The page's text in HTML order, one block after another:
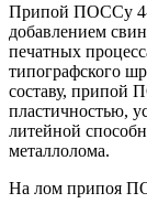
Припой ПОССу 4-
добавлением
печатных
типографского
составу, припой
пластичностью,
литейной
металлолома.
На лом припоя